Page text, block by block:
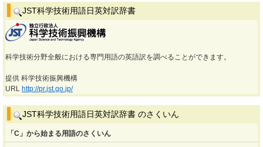
JST科学技術用語日英対訳辞書
科学技術分野全般における専門用語の英語訳を調べることができます。
提供 科学技術振興機構
URL http://pr.jst.go.jp/
JST科学技術用語日英対訳辞書 のさくいん
「C」から始まる用語のさくいん